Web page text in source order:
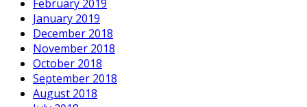
February 2019
January 2019
December 2018
November 2018
October 2018
September 2018
August 2018